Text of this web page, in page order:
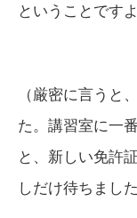
ということですよ
（厳密に言うと
た。講習室に一
と、新しい免許
しだけ待ちました